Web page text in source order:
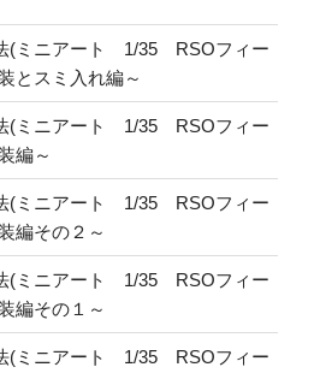
(ミニアート 1/35 RSOフィー
とスミ入れ編～
(ミニアート 1/35 RSOフィー
編～
(ミニアート 1/35 RSOフィー
編その２～
(ミニアート 1/35 RSOフィー
編その１～
(ミニアート 1/35 RSOフィー